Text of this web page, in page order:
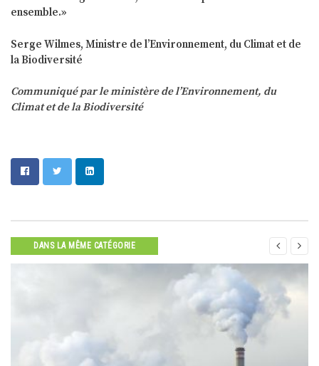
ensemble.»
Serge Wilmes, Ministre de l’Environnement, du Climat et de
la Biodiversité
Communiqué par le ministère de l’Environnement, du
Climat et de la Biodiversité
DANS LA MÊME CATÉGORIE  